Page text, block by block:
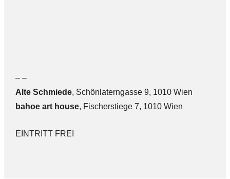
– –
Alte Schmiede, Schönlaterngasse 9, 1010 Wien
bahoe art house, Fischerstiege 7, 1010 Wien
EINTRITT FREI